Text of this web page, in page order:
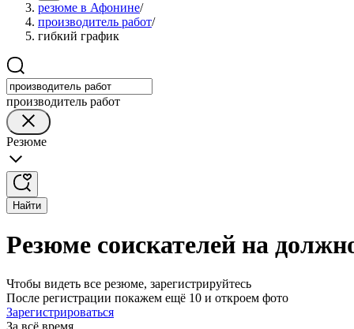
резюме в Афонине/
производитель работ/
гибкий график
производитель работ
Резюме
Найти
Резюме соискателей на
Чтобы видеть все резюме, зарегистрируйтесь
После регистрации покажем ещё 10 и откроем фото
Зарегистрироваться
За всё время